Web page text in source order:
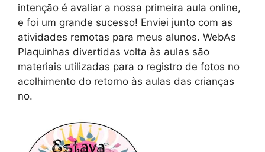
intenção é avaliar a nossa primeira aula online,
e foi um grande sucesso! Enviei junto com as
atividades remotas para meus alunos. WebAs
Plaquinhas divertidas volta às aulas são
materiais utilizadas para o registro de fotos no
acolhimento do retorno às aulas das crianças
no.